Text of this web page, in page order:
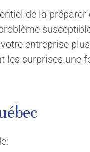
de la préparer
entreprise
les surprises une